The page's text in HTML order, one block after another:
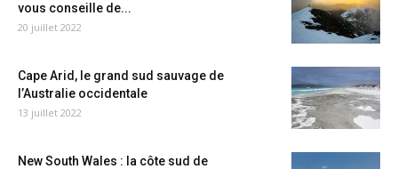
vous conseille de...
20 juillet 2022
Cape Arid, le grand sud sauvage de
l’Australie occidentale
13 juillet 2022
New South Wales : la côte sud de